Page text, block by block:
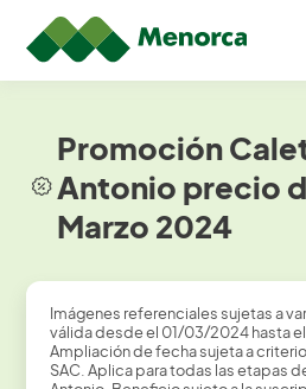
Promoción
Antonio precio
Marzo 2024
Imágenes referenciales sujetas a
válida desde el 01/03/2024 hasta
Ampliación de fecha sujeta a
SAC. Aplica para todas las etapas